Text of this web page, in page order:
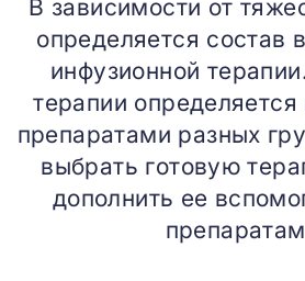
В зависимости от
определяется состав
инфузионной
терапии
препаратами разных
выбрать готовую
дополнить ее